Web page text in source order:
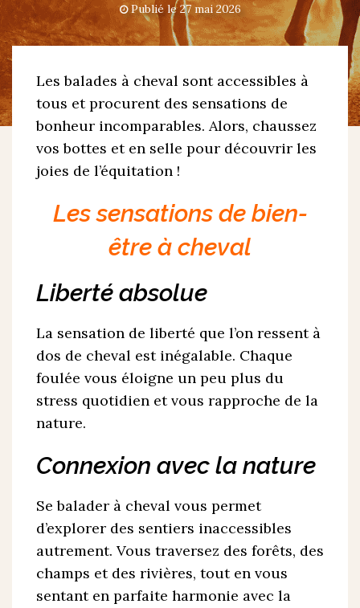
Publié le27 mai 2026
Les balades à cheval sont accessibles à
tous et procurent des sensations de
bonheur incomparables. Alors, chaussez
vos bottes et en selle pour découvrir les
joies de l’équitation !
Les sensations de bien-
être à cheval
Liberté absolue
La sensation de liberté que l’on ressent à
dos de cheval est inégalable. Chaque
foulée vous éloigne un peu plus du
stress quotidien et vous rapproche de la
nature.
Connexion avec la nature
Se balader à cheval vous permet
d’explorer des sentiers inaccessibles
autrement. Vous traversez des forêts, des
champs et des rivières, tout en vous
sentant en parfaite harmonie avec la